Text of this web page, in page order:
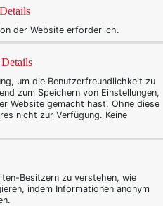
chic? Ich finde nicht.
Aber chic im
so ist auch das Label
tragen
Details
der Website erforderlich.
Details
um die Benutzerfreundlichkeit zu
zum Speichern von Einstellungen,
Website gemacht hast. Ohne diese
nicht zur Verfügung. Keine
Besitzern zu verstehen, wie
indem Informationen anonym